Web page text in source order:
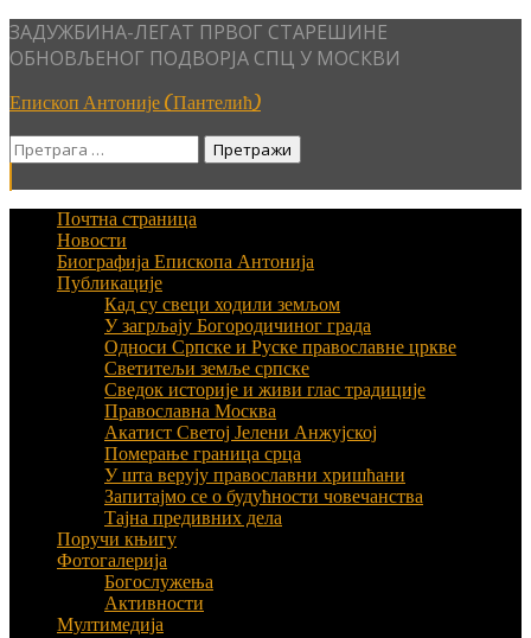
Skip
to
ЗАДУЖБИНА-ЛЕГАТ ПРВОГ СТАРЕШИНЕ
ОБНОВЉЕНОГ ПОДВОРЈА СПЦ У МОСКВИ
Епископ Антоније (Пантелић)
Претрага
Почтна страница
Новости
Биографија Епископа Антонија
Публикације
Кад су свеци ходили земљом
У загрљају Богородичиног града
Односи Српске и Руске православне цркве
Светитељи земље српске
Сведок историје и живи глас традиције
Православна Москва
Акатист Светој Јелени Анжујској
Померање граница срца
У шта верују православни хришћани
Запитајмо се о будућности човечанства
Тајна предивних дела
Поручи књигу
Фотогалерија
Богослужења
Активности
Мултимедија